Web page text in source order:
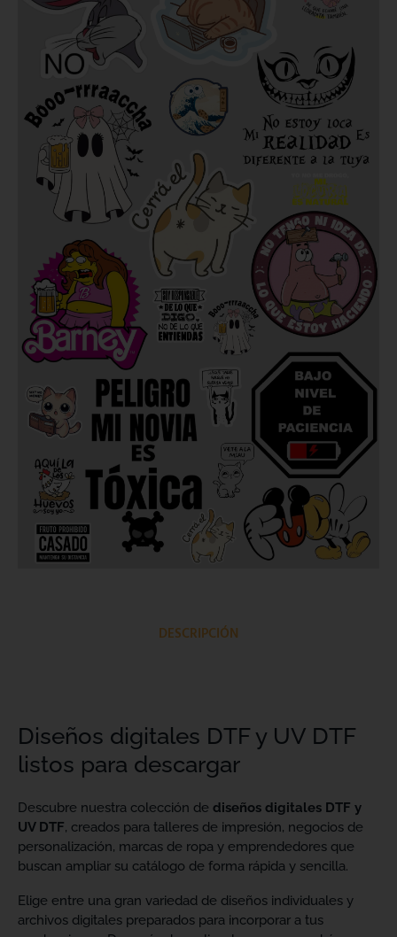
DESCRIPCIÓN
Diseños digitales DTF y UV DTF
listos para descargar
Descubre nuestra colección de diseños digitales DTF y
UV DTF, creados para talleres de impresión, negocios de
personalización, marcas de ropa y emprendedores que
buscan ampliar su catálogo de forma rápida y sencilla.
Elige entre una gran variedad de diseños individuales y
archivos digitales preparados para incorporar a tus